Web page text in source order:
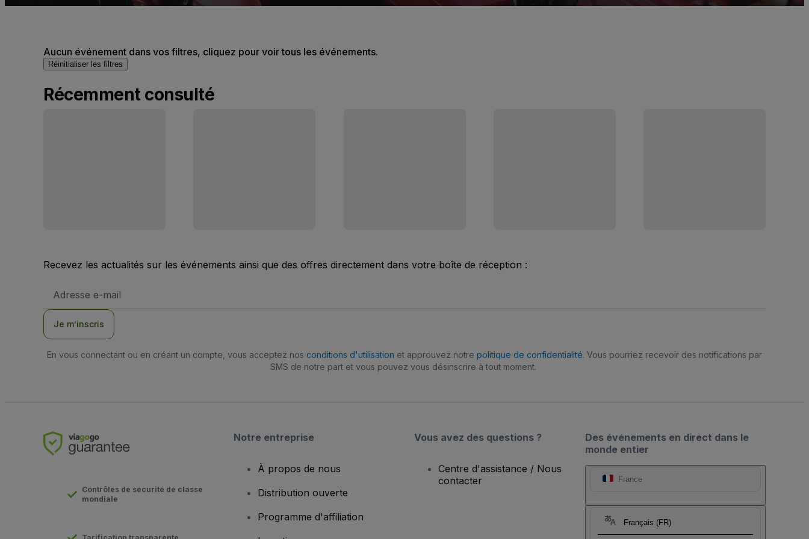
Aucun événement dans vos filtres, cliquez pour voir tous les événements.
Réinitialiser les filtres
Récemment consulté
Recevez les actualités sur les événements ainsi que des offres directement dans votre boîte de réception :
e-
Je m’inscris
En vous connectant ou en créant un compte, vous acceptez nos conditions d'utilisation et approuvez notre politique de confidentialité. Vous pourriez recevoir des notifications par
SMS de notre part et vous pouvez vous désinscrire à tout moment.
Des événements en direct dans le
monde entier
France
Français (FR)
Contrôles de sécurité de classe
mondiale
Notre entreprise
À propos de nous
Distribution ouverte
Programme d'affiliation
Vous avez des questions ?
Centre d'assistance / Nous
contacter